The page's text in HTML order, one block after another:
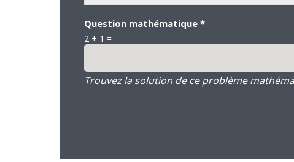
Question mathématique *
2 + 1 =
Trouvez la solution de ce problème